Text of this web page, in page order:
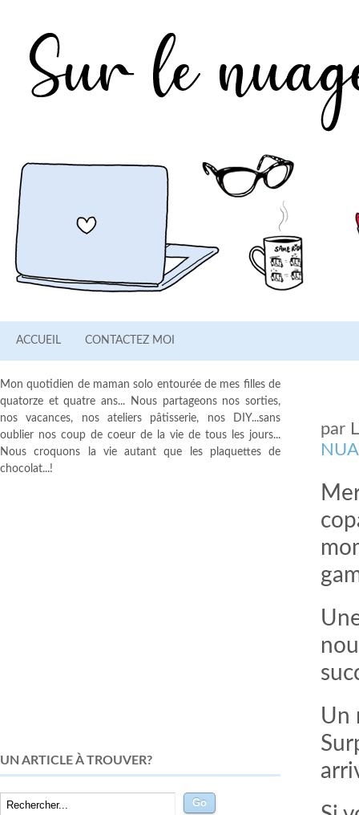
ACCUEIL CONTACTEZ MOI
par
Un
Mon quotidien de maman solo entourée de mes filles de
quatorze et quatre ans... Nous partageons nos sorties,
nos vacances, nos ateliers pâtisserie, nos DIY...sans
oublier nos coup de coeur de la vie de tous les jours...
Nous croquons la vie autant que les plaquettes de
chocolat...!
UN ARTICLE À TROUVER?